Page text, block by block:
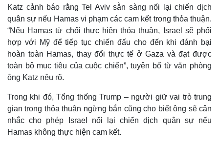
Multimedia
Katz cảnh báo rằng Tel Aviv sẵn sàng nối lại chiến dịch
quân sự nếu Hamas vi phạm các cam kết trong thỏa thuận.
“Nếu Hamas từ chối thực hiện thỏa thuận, Israel sẽ phối
hợp với Mỹ để tiếp tục chiến đấu cho đến khi đánh bại
hoàn toàn Hamas, thay đổi thực tế ở Gaza và đạt được
toàn bộ mục tiêu của cuộc chiến”, tuyên bố từ văn phòng
ông Katz nêu rõ.
Trong khi đó, Tổng thống Trump – người giữ vai trò trung
gian trong thỏa thuận ngừng bắn cũng cho biết ông sẽ cân
nhắc cho phép Israel nối lại chiến dịch quân sự nếu
Hamas không thực hiện cam kết.